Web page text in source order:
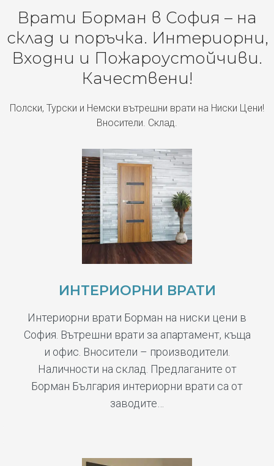
Врати Борман в София – на
склад и поръчка. Интериорни,
Входни и Пожароустойчиви.
Качествени!
Полски, Турски и Немски вътрешни врати на Ниски Цени!
Вносители. Склад.
ИНТЕРИОРНИ ВРАТИ
Интериорни врати Борман на ниски цени в
София. Вътрешни врати за апартамент, къща
и офис. Вносители – производители.
Наличности на склад. Предлаганите от
Борман България интериорни врати са от
заводите…